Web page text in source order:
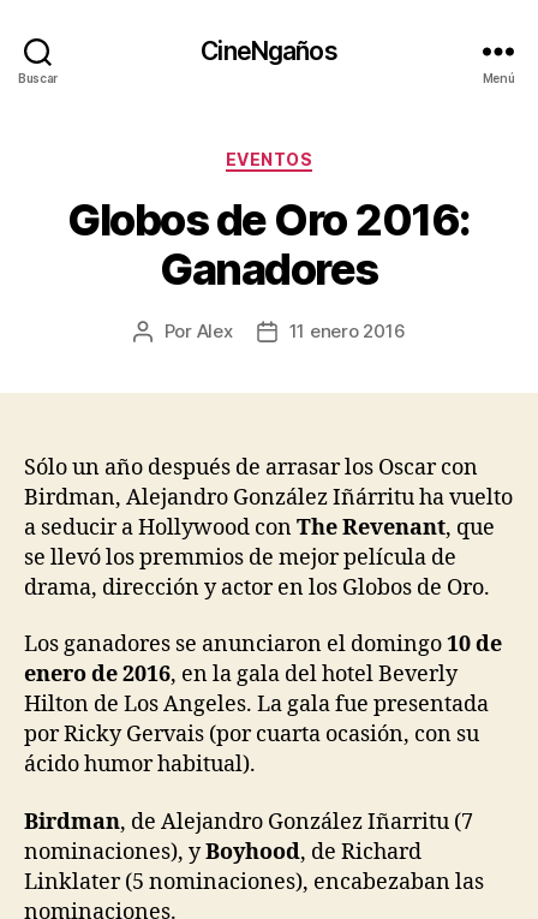
Buscar
CineNgaños
Menú
Categorías
EVENTOS
Globos de Oro 2016:
Ganadores
Autor
Por Alex
Fecha11 enero 2016
Sólo un año después de arrasar los Oscar con
Birdman, Alejandro González Iñárritu ha vuelto
a seducir a Hollywood conThe Revenant, que
se llevó los premmios de mejor película de
drama, dirección y actor en los Globos de Oro.
Los ganadores se anunciaron el domingo10 de
enero de 2016, en la gala del hotel Beverly
Hilton de Los Angeles. La gala fue presentada
por Ricky Gervais (por cuarta ocasión, con su
ácido humor habitual).
Birdman, de Alejandro González Iñarritu (7
nominaciones), yBoyhood, de Richard
Linklater (5 nominaciones), encabezaban las
nominaciones.